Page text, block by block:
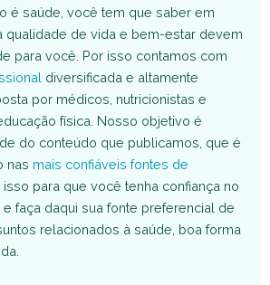
é saúde, você tem que saber em
qualidade de vida e bem-estar devem
para você. Por isso contamos com
diversificada e altamente
por médicos, nutricionistas e
física. Nosso objetivo é
do conteúdo que publicamos, que é
nas mais confiáveis fontes de
isso para que você tenha confiança no
e faça daqui sua fonte preferencial de
relacionados à saúde, boa forma